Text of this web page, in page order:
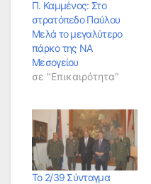
Π. Καμμένος: Στο
στρατόπεδο Παύλου
Μελά το μεγαλύτερο
πάρκο της NA
Μεσογείου
σε "Επικαιρότητα"
Το 2/39 Σύνταγμα